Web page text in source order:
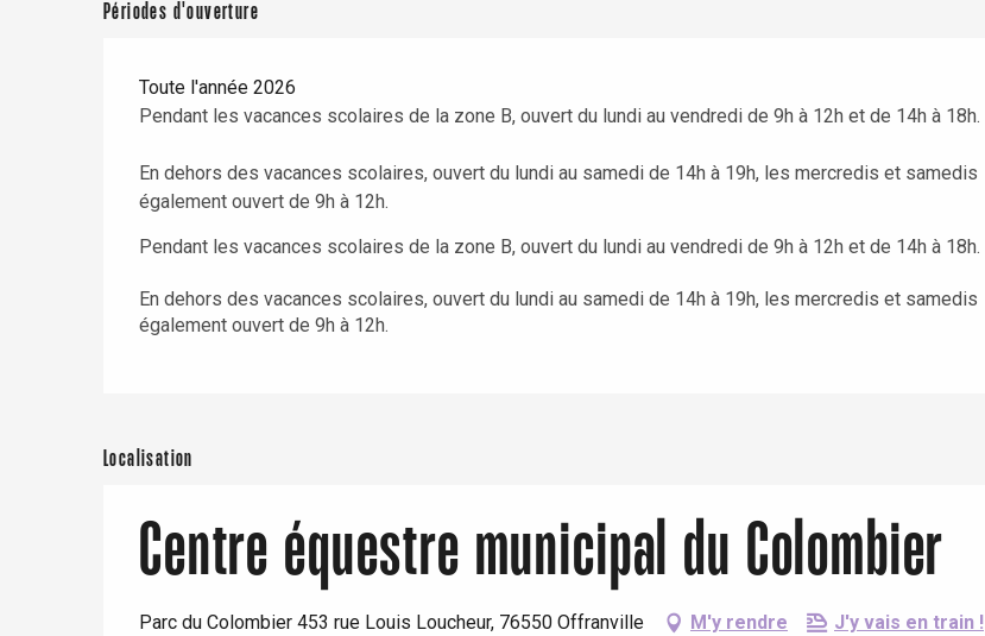
Périodes d'ouverture
Toute l'année 2026
Pendant les vacances scolaires de la zone B, ouvert du lundi au vendredi de 9h à 12h et de 14h à 18h.
En dehors des vacances scolaires, ouvert du lundi au samedi de 14h à 19h, les mercredis et samedis
également ouvert de 9h à 12h.
Pendant les vacances scolaires de la zone B, ouvert du lundi au vendredi de 9h à 12h et de 14h à 18h.
En dehors des vacances scolaires, ouvert du lundi au samedi de 14h à 19h, les mercredis et samedis
également ouvert de 9h à 12h.
Localisation
Centre équestre municipal du Colombier
Parc du Colombier 453 rue Louis Loucheur, 76550 Offranville M'y rendre J'y vais en train !